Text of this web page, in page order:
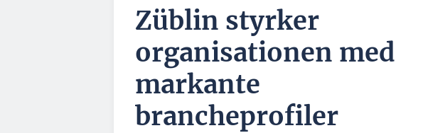
Züblin styrker
organisationen med
markante
brancheprofiler